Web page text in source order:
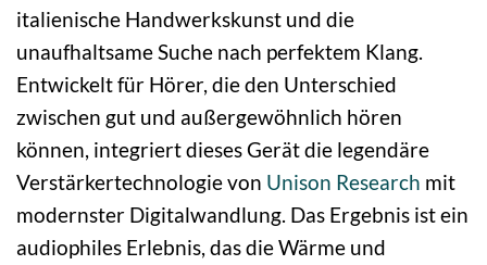
italienische Handwerkskunst und die
unaufhaltsame Suche nach perfektem Klang.
Entwickelt für Hörer, die den Unterschied
zwischen gut und außergewöhnlich hören
können, integriert dieses Gerät die legendäre
Verstärkertechnologie von Unison Research mit
modernster Digitalwandlung. Das Ergebnis ist ein
audiophiles Erlebnis, das die Wärme und